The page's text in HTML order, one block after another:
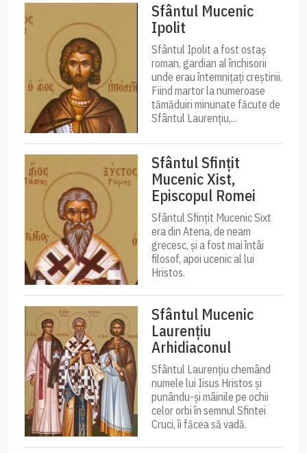
Sfântul Mucenic
Ipolit
Sfântul Ipolit a fost ostaș
roman, gardian al închisorii
unde erau întemnițați creștinii.
Fiind martor la numeroase
tămăduiri minunate făcute de
Sfântul Laurențiu,...
Sfântul Sfințit
Mucenic Xist,
Episcopul Romei
Sfântul Sfințit Mucenic Sixt
era din Atena, de neam
grecesc, și a fost mai întâi
filosof, apoi ucenic al lui
Hristos.
Sfântul Mucenic
Laurențiu
Arhidiaconul
Sfântul Laurențiu chemând
numele lui Iisus Hristos și
punându-și mâinile pe ochii
celor orbi în semnul Sfintei
Cruci, îi făcea să vadă.